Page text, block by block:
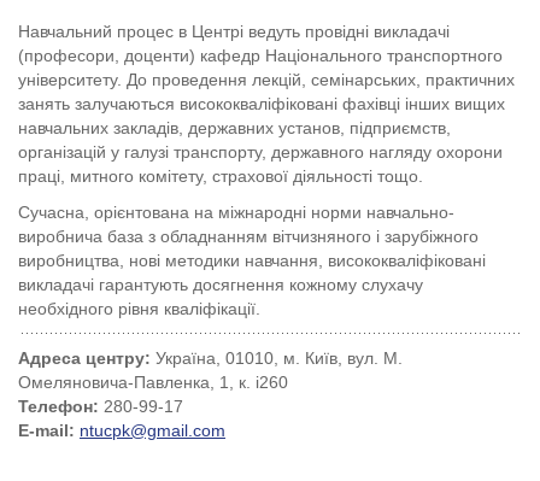
Навчальний процес в Центрі ведуть провідні викладачі
(професори, доценти) кафедр Національного транспортного
університету. До проведення лекцій, семінарських, практичних
занять залучаються висококваліфіковані фахівці інших вищих
навчальних закладів, державних установ, підприємств,
організацій у галузі транспорту, державного нагляду охорони
праці, митного комітету, страхової діяльності тощо.
Сучасна, орієнтована на міжнародні норми навчально-
виробнича база з обладнанням вітчизняного і зарубіжного
виробництва, нові методики навчання, висококваліфіковані
викладачі гарантують досягнення кожному слухачу
необхідного рівня кваліфікації.
Адреса центру: Україна, 01010, м. Київ, вул. М.
Омеляновича-Павленка, 1, к. і260
Телефон: 280-99-17
Е-mail: ntucpk@gmail.com